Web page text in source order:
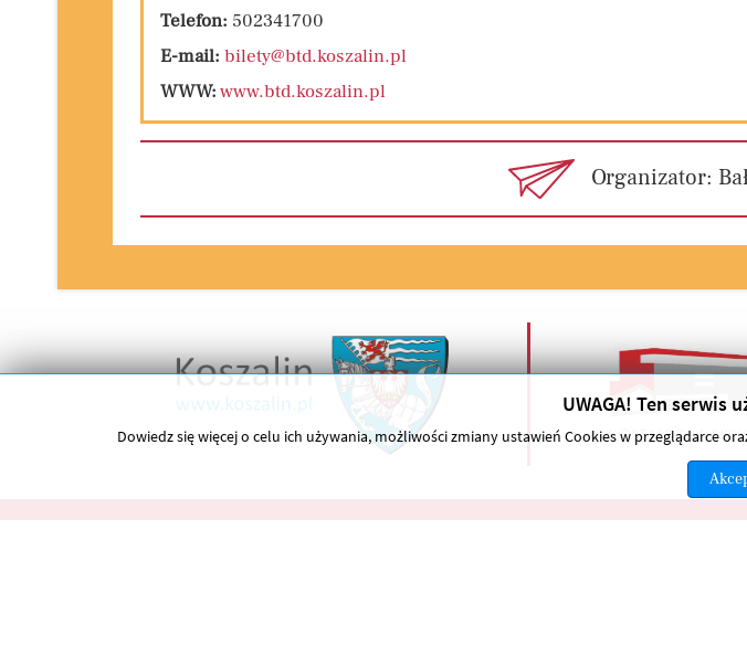
Telefon: 502341700
E-mail: bilety@btd.koszalin.pl
WWW:www.btd.koszalin.pl
Organizator:
UWAGA! Ten serwis
Dowiedz się więcej o celu ich używania, możliwości zmiany ustawień Cookies w przeglądarce